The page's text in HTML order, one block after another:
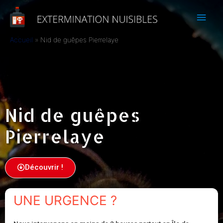
Accueil Nid de guêpes Pierrelaye
Nid de guêpes
Pierrelaye
Découvrir !
UNE URGENCE ?